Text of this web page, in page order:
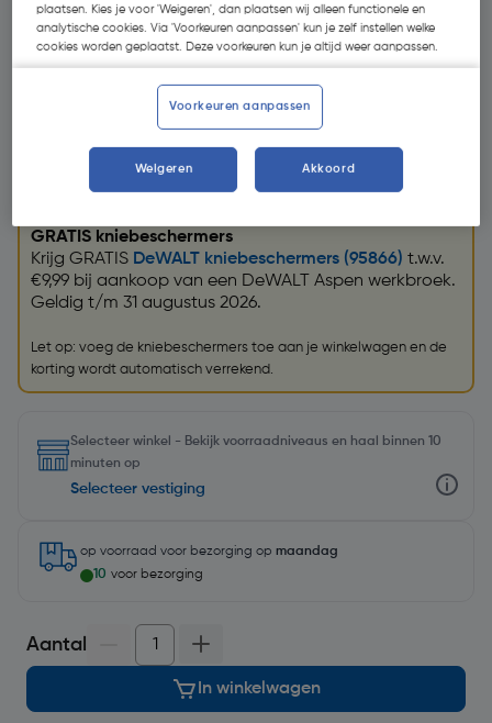
€ 54,95| Excl. btw € 45,41
Kies productvariant(11)
Promoties
GRATIS kniebeschermers
Krijg GRATIS DeWALT kniebeschermers (95866) t.w.v.
€9,99 bij aankoop van een DeWALT Aspen werkbroek.
Geldig t/m 31 augustus 2026.
Let op: voeg de kniebeschermers toe aan je winkelwagen en de
korting wordt automatisch verrekend.
Selecteer winkel - Bekijk voorraadniveaus en haal binnen 10
minuten op
Selecteer vestiging
op voorraad voor bezorging op maandag
10 voor bezorging
Aantal
In winkelwagen
plaatsen. Kies je voor 'Weigeren', dan plaatsen wij alleen functionele en
analytische cookies. Via 'Voorkeuren aanpassen' kun je zelf instellen welke
cookies worden geplaatst. Deze voorkeuren kun je altijd weer aanpassen.
Voorkeuren aanpassen
Weigeren Akkoord